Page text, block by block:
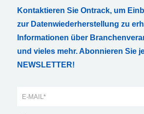
Kontaktieren Sie Ontrack, um
zur Datenwiederherstellung zu
Informationen über
und vieles mehr. Abonnieren Sie
NEWSLETTER!